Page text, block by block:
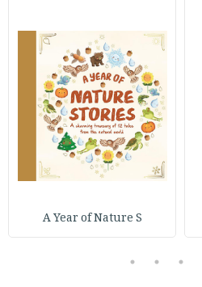
A Year of Nature S
3
4
5